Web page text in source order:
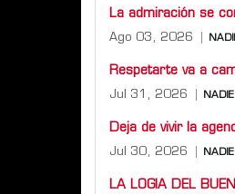
La admiración se
Ago 03, 2026
Respetarte va a
Jul 31, 2026
Deja de vivir la
Jul 30, 2026
LA LOGIA DEL